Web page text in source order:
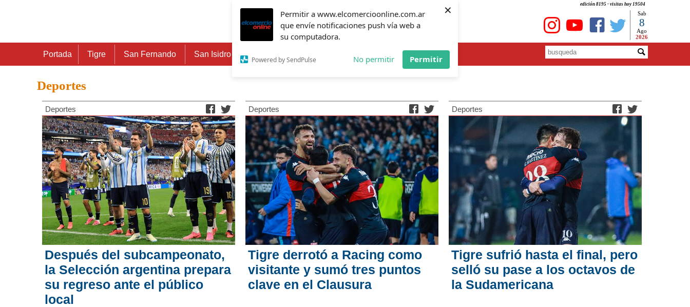
Permitir a www.elcomercioonline.com.ar
que envíe notificaciones push vía web a
su computadora.
Powered by SendPulse No permitir Permitir
× edición 8195 - visitas hoy 19504
Noticias Zona Norte
Sab
8
Ago
2026
Portada Tigre San Fernando San Isidro Más
Deportes
Deportes
Después del subcampeonato,
la Selección argentina prepara
su regreso ante el público
local
Deportes
Tigre derrotó a Racing como
visitante y sumó tres puntos
clave en el Clausura
Deportes
Tigre sufrió hasta el final, pero
selló su pase a los octavos de
la Sudamericana